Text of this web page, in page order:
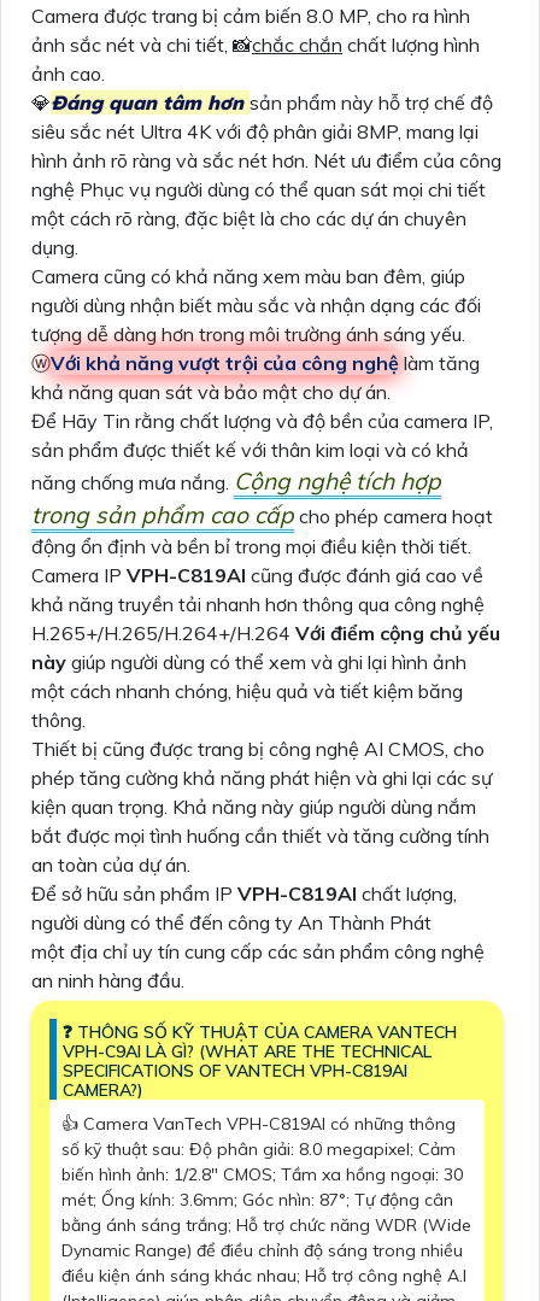
Camera được trang bị cảm biến 8.0 MP, cho ra hình
ảnh sắc nét và chi tiết, 📸chắc chắn chất lượng hình
ảnh cao.
💎Đáng quan tâm hơn sản phẩm này hỗ trợ chế độ
siêu sắc nét Ultra 4K với độ phân giải 8MP, mang lại
hình ảnh rõ ràng và sắc nét hơn. Nét ưu điểm của công
nghệ Phục vụ người dùng có thể quan sát mọi chi tiết
một cách rõ ràng, đặc biệt là cho các dự án chuyên
dụng.
Camera cũng có khả năng xem màu ban đêm, giúp
người dùng nhận biết màu sắc và nhận dạng các đối
tượng dễ dàng hơn trong môi trường ánh sáng yếu.
ⓦVới khả năng vượt trội của công nghệ làm tăng
khả năng quan sát và bảo mật cho dự án.
Để Hãy Tin rằng chất lượng và độ bền của camera IP,
sản phẩm được thiết kế với thân kim loại và có khả
năng chống mưa nắng. Cộng nghệ tích hợp
trong sản phẩm cao cấp cho phép camera hoạt
động ổn định và bền bỉ trong mọi điều kiện thời tiết.
Camera IP VPH-C819AI cũng được đánh giá cao về
khả năng truyền tải nhanh hơn thông qua công nghệ
H.265+/H.265/H.264+/H.264 Với điểm cộng chủ yếu
này giúp người dùng có thể xem và ghi lại hình ảnh
một cách nhanh chóng, hiệu quả và tiết kiệm băng
thông.
Thiết bị cũng được trang bị công nghệ AI CMOS, cho
phép tăng cường khả năng phát hiện và ghi lại các sự
kiện quan trọng. Khả năng này giúp người dùng nắm
bắt được mọi tình huống cần thiết và tăng cường tính
an toàn của dự án.
Để sở hữu sản phẩm IP VPH-C819AI chất lượng,
người dùng có thể đến công ty An Thành Phát
một địa chỉ uy tín cung cấp các sản phẩm công nghệ
an ninh hàng đầu.
❓ THÔNG SỐ KỸ THUẬT CỦA CAMERA VANTECH
VPH-C9AI LÀ GÌ? (WHAT ARE THE TECHNICAL
SPECIFICATIONS OF VANTECH VPH-C819AI
CAMERA?)
👍 Camera VanTech VPH-C819AI có những thông
số kỹ thuật sau: Độ phân giải: 8.0 megapixel; Cảm
biến hình ảnh: 1/2.8" CMOS; Tầm xa hồng ngoại: 30
mét; Ống kính: 3.6mm; Góc nhìn: 87°; Tự động cân
bằng ánh sáng trắng; Hỗ trợ chức năng WDR (Wide
Dynamic Range) để điều chỉnh độ sáng trong nhiều
điều kiện ánh sáng khác nhau; Hỗ trợ công nghệ A.I